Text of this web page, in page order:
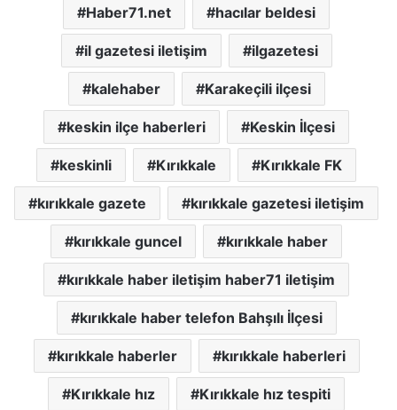
Haber71.net hacılar beldesi
il gazetesi iletişim ilgazetesi
kalehaber Karakeçili ilçesi
keskin ilçe haberleri Keskin İlçesi
keskinli Kırıkkale Kırıkkale FK
kırıkkale gazete kırıkkale gazetesi iletişim
kırıkkale guncel kırıkkale haber
kırıkkale haber iletişim haber71 iletişim
kırıkkale haber telefon Bahşılı İlçesi
kırıkkale haberler kırıkkale haberleri
Kırıkkale hız Kırıkkale hız tespiti